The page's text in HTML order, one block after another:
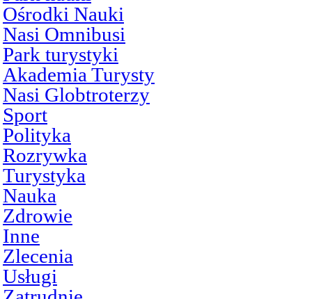
Ośrodki Nauki
Nasi Omnibusi
Park turystyki
Akademia Turysty
Nasi Globtroterzy
Sport
Polityka
Rozrywka
Turystyka
Nauka
Zdrowie
Inne
Zlecenia
Usługi